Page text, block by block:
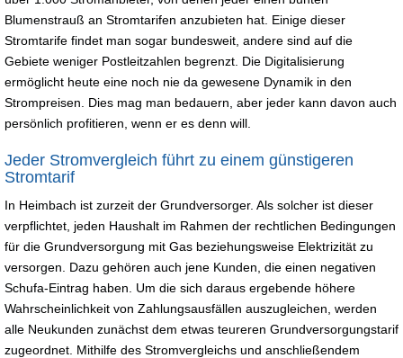
Blumenstrauß an Stromtarifen anzubieten hat. Einige dieser
Stromtarife findet man sogar bundesweit, andere sind auf die
Gebiete weniger Postleitzahlen begrenzt. Die Digitalisierung
ermöglicht heute eine noch nie da gewesene Dynamik in den
Strompreisen. Dies mag man bedauern, aber jeder kann davon auch
persönlich profitieren, wenn er es denn will.
Jeder Stromvergleich führt zu einem günstigeren
Stromtarif
In Heimbach ist zurzeit der Grundversorger. Als solcher ist dieser
verpflichtet, jeden Haushalt im Rahmen der rechtlichen Bedingungen
für die Grundversorgung mit Gas beziehungsweise Elektrizität zu
versorgen. Dazu gehören auch jene Kunden, die einen negativen
Schufa-Eintrag haben. Um die sich daraus ergebende höhere
Wahrscheinlichkeit von Zahlungsausfällen auszugleichen, werden
alle Neukunden zunächst dem etwas teureren Grundversorgungstarif
zugeordnet. Mithilfe des Stromvergleichs und anschließendem